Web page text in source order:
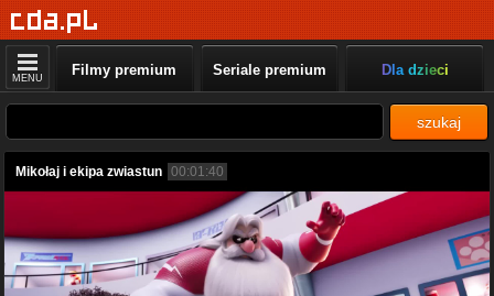
MENU Filmy premium Seriale premium Dla dzieci
szukaj
Mikołaj i ekipa zwiastun 00:01:40